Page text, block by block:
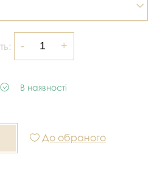
В наявності
До обраного